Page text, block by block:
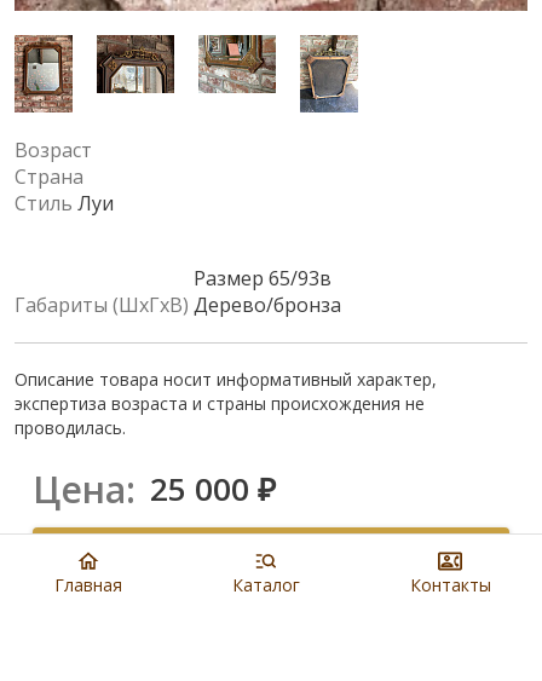
Возраст
Страна
Стиль Луи
Габариты (ШхГхВ)
Размер 65/93в
Дерево/бронза
Описание товара носит информативный характер,
экспертиза возраста и страны происхождения не
проводилась.
Цена: 25 000 ₽
Купить
Главная Каталог Контакты